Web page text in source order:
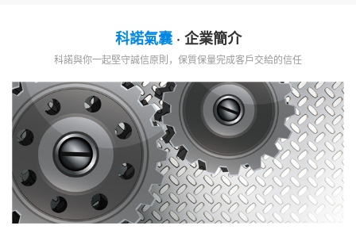
科諾氣囊· 企業簡介
科諾與你一起堅守誠信原則，保質保量完成客戶交給的信任